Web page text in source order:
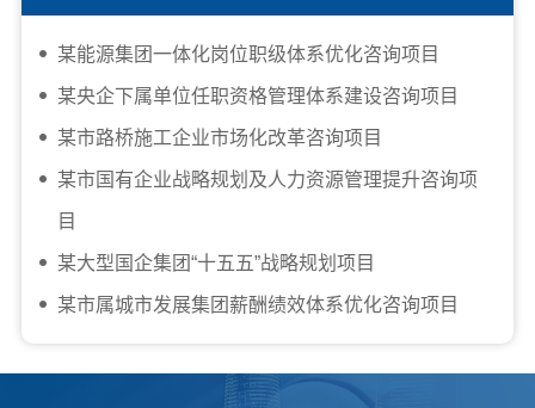
某能源集团一体化岗位职级体系优化咨询项目
某央企下属单位任职资格管理体系建设咨询项目
某市路桥施工企业市场化改革咨询项目
某市国有企业战略规划及人力资源管理提升咨询项
目
某大型国企集团“十五五”战略规划项目
某市属城市发展集团薪酬绩效体系优化咨询项目